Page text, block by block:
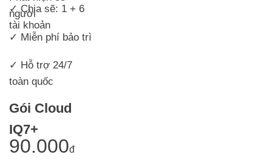
người
✓ Chia sẽ: 1 + 6
tài khoản
✓ Miễn phí bảo trì
✓ Hỗ trợ 24/7
toàn quốc
Gói Cloud
IQ7+
90.000đ